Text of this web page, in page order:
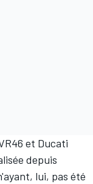
et Ducati
depuis
lui, pas été